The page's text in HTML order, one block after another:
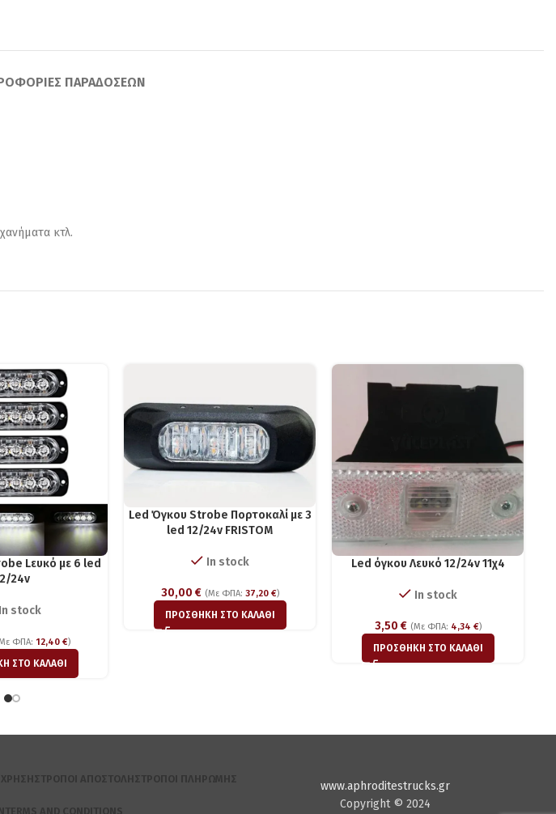
ΠΑΡΑΔΌΣΕΩΝ
κτλ.
Lευκό με 6 led
24v
In stock
ΦΠΑ:12,40€)
ΣΤΟ ΚΑΛΆΘΙ
Led Όγκου Strobe Πορτοκαλί με 3
led 12/24v FRISTOM
In stock
30,00 € (Με ΦΠΑ: 37,20 €)
ΠΡΟΣΘΉΚΗ ΣΤΟ ΚΑΛΆΘΙ
Led όγκου Λευκό 12/24v 11χ4
In stock
3,50 € (Με ΦΠΑ: 4,34 €)
ΠΡΟΣΘΉΚΗ ΣΤΟ ΚΑΛΆΘΙ
ΧΡΉΣΗΣΤΡΌΠΟΙ ΑΠΟΣΤΟΛΉΣΤΡΌΠΟΙ ΠΛΗΡΩΜΉΣ
TERMS AND CONDITIONS
www.aphroditestrucks.gr
Copyright © 2024